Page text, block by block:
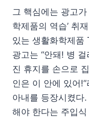
그 핵심에는 광고
학제품의 역습’ 취
있는 생활화학제품
광고는 “안돼! 병
진 휴지를 손으로
인은 이 안에 있어
아내를 등장시켰다
해야 한다는 주입